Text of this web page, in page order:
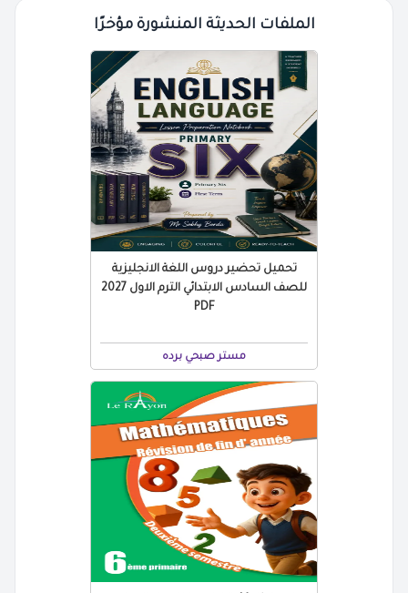
الملفات الحديثة المنشورة مؤخرًا
تحميل تحضير دروس اللغة الانجليزية
للصف السادس الابتدائي الترم الاول 2027
PDF
مستر صبحي برده